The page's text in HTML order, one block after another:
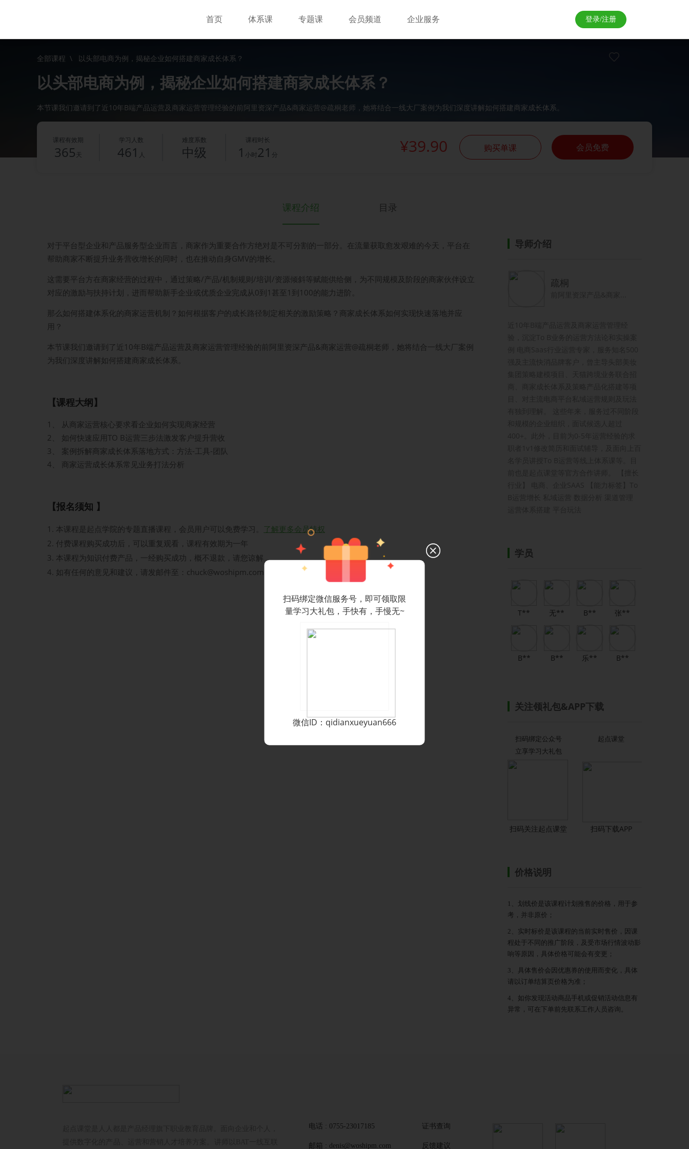
首页 体系课 专题课 会员频道 企业服务 登录/注册
全部课程 \ 以头部电商为例，揭秘企业如何搭建商家成长体系？
以头部电商为例，揭秘企业如何搭建商家成长体系？
本节课我们邀请到了近10年B端产品运营及商家运营管理经验的前阿里资深产品&商家运营@疏桐老师，她将结合一线大厂案例为我们深度讲解如何搭建商家成长体系。
课程有效期
365 天
学习人数
461 人
难度系数
中级
课程时长
1 小时21 分 ¥39.90 购买单课 会员免费
课程介绍 目录
对于平台型企业和产品服务型企业而言，商家作为重要合作方绝对是不可分割的一部分。在流量获取愈发艰难的今天，平台在
帮助商家不断提升业务营收增长的同时，也在推动自身GMV的增长。
这需要平台方在商家经营的过程中，通过策略/产品/机制规则/培训/资源倾斜等赋能供给侧，为不同规模及阶段的商家伙伴设立
对应的激励与扶持计划，进而帮助新手企业或优质企业完成从0到1甚至1到100的能力进阶。
那么如何搭建体系化的商家运营机制？如何根据客户的成长路径制定相关的激励策略？商家成长体系如何实现快速落地并应
用？
本节课我们邀请到了近10年B端产品运营及商家运营管理经验的前阿里资深产品&商家运营@疏桐老师，她将结合一线大厂案例
为我们深度讲解如何搭建商家成长体系。
【课程大纲】
1、 从商家运营核心要求看企业如何实现商家经营
2、 如何快速应用TO B运营三步法激发客户提升营收
3、 案例拆解商家成长体系落地方式：方法-工具-团队
4、 商家运营成长体系常见业务打法分析
【报名须知 】
本课程是起点学院的专题直播课程，会员用户可以免费学习。 了解更多会员特权
付费课程购买成功后，可以重复观看，课程有效期为一年
本课程为知识付费产品，一经购买成功，概不退款，请您谅解
如有任何的意见和建议，请发邮件至：chuck@woshipm.com，我们会尽快给您回复
导师介绍
疏桐
学员
T** 无** B** 张**
B** B** 乐** B**
关注领礼包&APP下载
扫码绑定公众号
立享学习大礼包
扫码关注起点课堂
起点课堂
扫码下载APP
价格说明
1、划线价是该课程计划推售的价格，用于参
考，并非原价；
2、实时标价是该课程的当前实时售价，因课
程处于不同的推广阶段，及受市场行情波动影
响等原因，具体价格可能会有变更；
3、具体售价会因优惠券的使用而变化，具体
请以订单结算页价格为准；
4、如你发现活动商品手机或促销活动信息有
异常，可在下单前先联系工作人员咨询。
扫码绑定微信服务号，即可领取限
量学习大礼包，手快有，手慢无~
微信ID：qidianxueyuan666
电话 : 0755-23017185
邮箱 : denis@woshipm.com
证书查询
反馈建议